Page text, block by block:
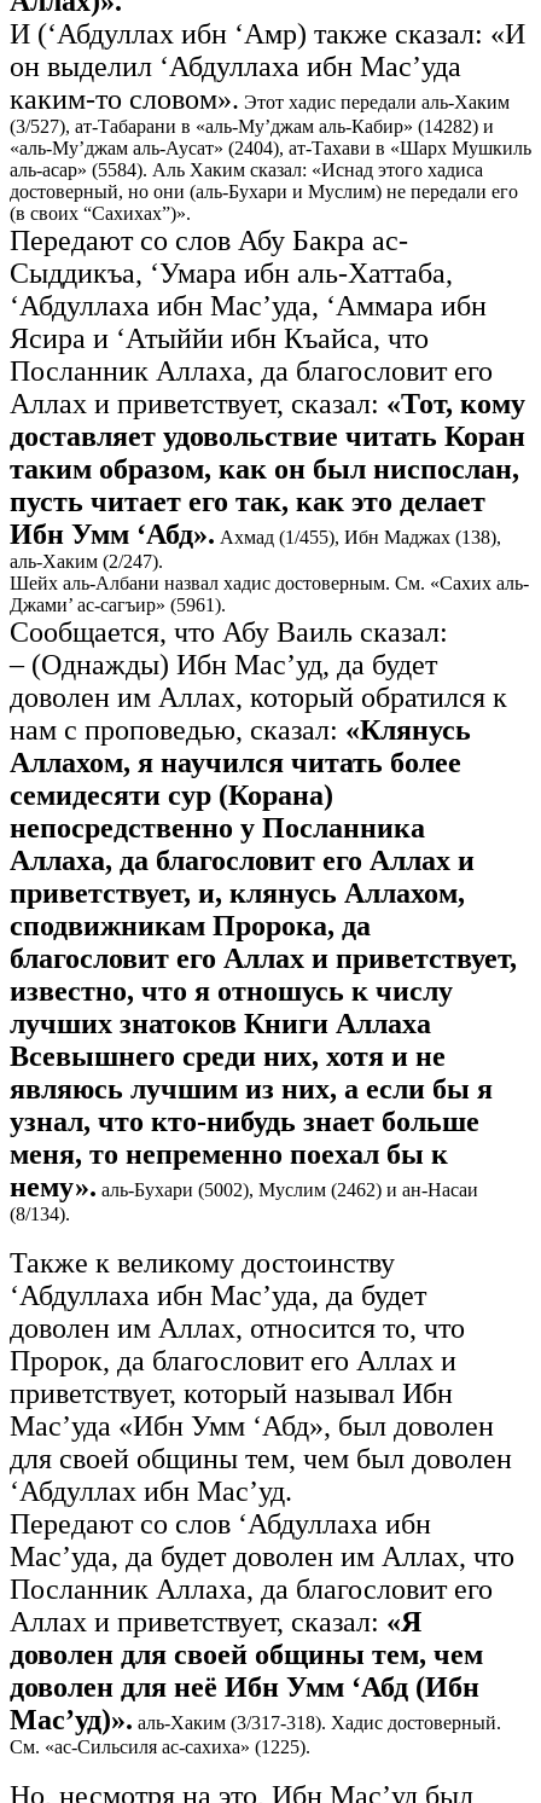
И (‘Абдуллах ибн ‘Амр) также сказал: «И
он выделил ‘Абдуллаха ибн Мас’уда
каким-то словом». Этот хадис передали аль-Хаким
(3/527), ат-Табарани в «аль-Му’джам аль-Кабир» (14282) и
«аль-Му’джам аль-Аусат» (2404), ат-Тахави в «Шарх Мушкиль
аль-асар» (5584). Аль Хаким сказал: «Иснад этого хадиса
достоверный, но они (аль-Бухари и Муслим) не передали его
(в своих “Сахихах”)».
Передают со слов Абу Бакра ас-
Сыддикъа, ‘Умара ибн аль-Хаттаба,
‘Абдуллаха ибн Мас’уда, ‘Аммара ибн
Ясира и ‘Атыййи ибн Къайса, что
Посланник Аллаха, да благословит его
Аллах и приветствует, сказал: «Тот, кому
доставляет удовольствие читать Коран
таким образом, как он был ниспослан,
пусть читает его так, как это делает
Ибн Умм ‘Абд». Ахмад (1/455), Ибн Маджах (138),
аль-Хаким (2/247).
Шейх аль-Албани назвал хадис достоверным. См. «Сахих аль-
Джами’ ас-сагъир» (5961).
Сообщается, что Абу Ваиль сказал:
– (Однажды) Ибн Мас’уд, да будет
доволен им Аллах, который обратился к
нам с проповедью, сказал: «Клянусь
Аллахом, я научился читать более
семидесяти сур (Корана)
непосредственно у Посланника
Аллаха, да благословит его Аллах и
приветствует, и, клянусь Аллахом,
сподвижникам Пророка, да
благословит его Аллах и приветствует,
известно, что я отношусь к числу
лучших знатоков Книги Аллаха
Всевышнего среди них, хотя и не
являюсь лучшим из них, а если бы я
узнал, что кто-нибудь знает больше
меня, то непременно поехал бы к
нему». аль-Бухари (5002), Муслим (2462) и ан-Насаи
(8/134).
Также к великому достоинству
‘Абдуллаха ибн Мас’уда, да будет
доволен им Аллах, относится то, что
Пророк, да благословит его Аллах и
приветствует, который называл Ибн
Мас’уда «Ибн Умм ‘Абд», был доволен
для своей общины тем, чем был доволен
‘Абдуллах ибн Мас’уд.
Передают со слов ‘Абдуллаха ибн
Мас’уда, да будет доволен им Аллах, что
Посланник Аллаха, да благословит его
Аллах и приветствует, сказал: «Я
доволен для своей общины тем, чем
доволен для неё Ибн Умм ‘Абд (Ибн
Мас’уд)». аль-Хаким (3/317-318). Хадис достоверный.
См. «ас-Сильсиля ас-сахиха» (1225).
Но, несмотря на это, Ибн Мас’уд был